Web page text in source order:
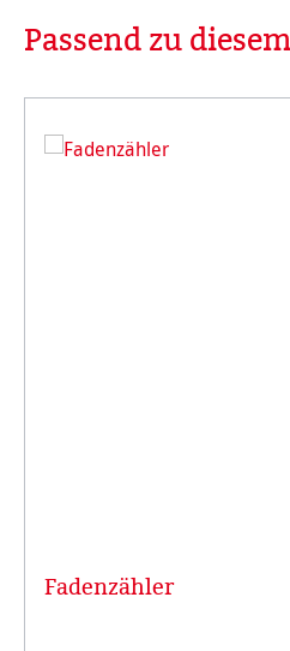
Produktgalerie überspringen
Passend zu
Fadenzähler